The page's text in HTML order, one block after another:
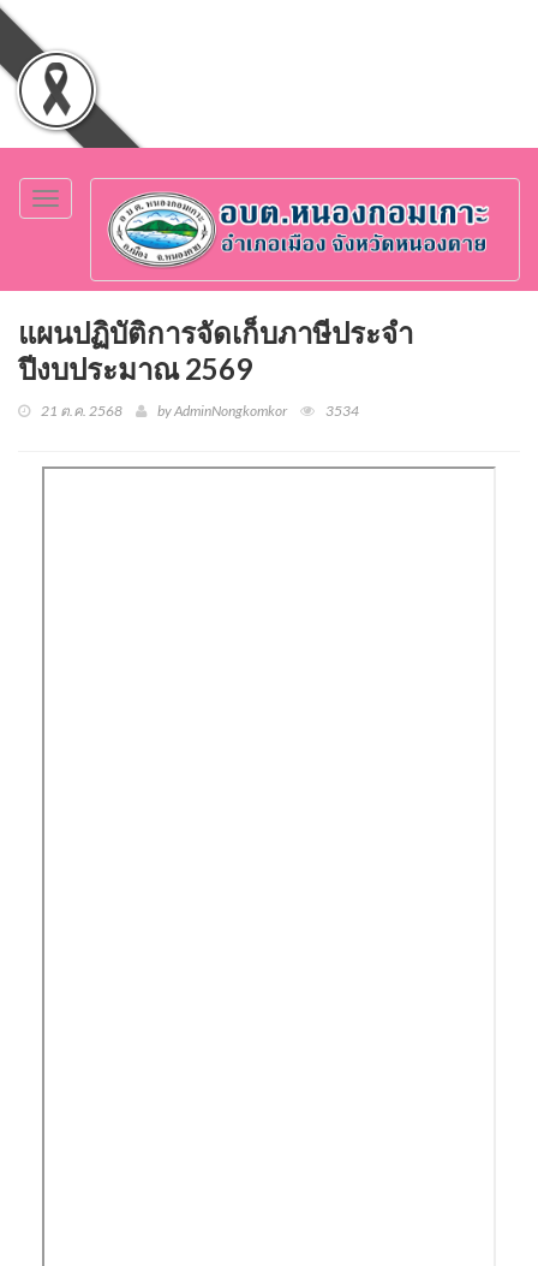
Toggle
navigation
แผนปฏิบัติการจัดเก็บภาษีประจำ
ปีงบประมาณ 2569
21 ต.ค. 2568 by AdminNongkomkor 3534